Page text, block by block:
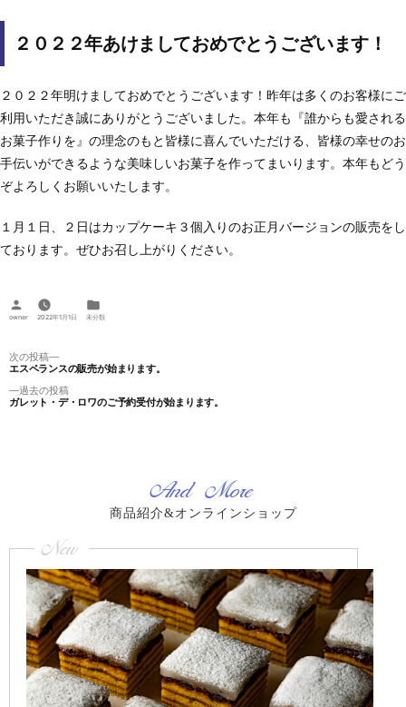
２０２２年あけましておめでとうございます！
２０２２年明けましておめでとうございます！昨年は多くのお客様にご
利用いただき誠にありがとうございました。本年も『誰からも愛される
お菓子作りを』の理念のもと皆様に喜んでいただける、皆様の幸せのお
手伝いができるような美味しいお菓子を作ってまいります。本年もどう
ぞよろしくお願いいたします。
１月１日、２日はカップケーキ３個入りのお正月バージョンの販売をし
ております。ぜひお召し上がりください。
owner 2022年1月1日
テ
未分類
投
稿
ナ 過去の投稿過
去
ガレット・デ・ロワのご予約受付が始まります。
次の投稿
次
の
稿:
エスペランスの販売が始まります。
And More
商品紹介&オンラインショップ
New